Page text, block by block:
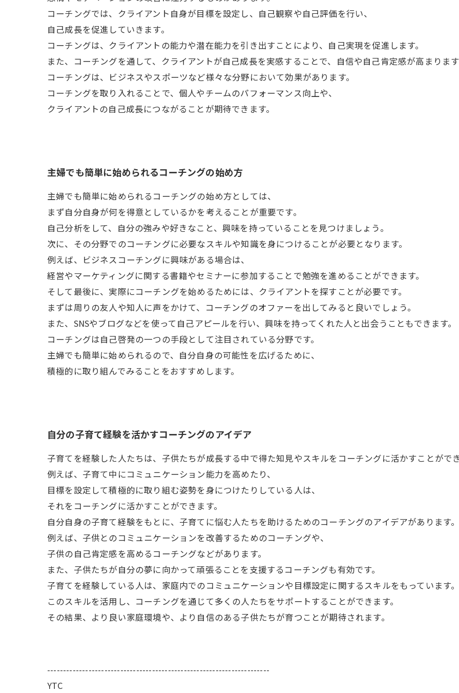
コーチングでは、クライアント自身が目標を設定し、自己観察や自己評価を行い、
自己成長を促進していきます。
コーチングは、クライアントの能力や潜在能力を引き出すことにより、自己実現を促進します。
また、コーチングを通して、クライアントが自己成長を実感することで、自信や自己肯定感が高まりま
コーチングは、ビジネスやスポーツなど様々な分野において効果があります。
コーチングを取り入れることで、個人やチームのパフォーマンス向上や、
クライアントの自己成長につながることが期待できます。
主婦でも簡単に始められるコーチングの始め方
主婦でも簡単に始められるコーチングの始め方としては、
まず自分自身が何を得意としているかを考えることが重要です。
自己分析をして、自分の強みや好きなこと、興味を持っていることを見つけましょう。
次に、その分野でのコーチングに必要なスキルや知識を身につけることが必要となります。
例えば、ビジネスコーチングに興味がある場合は、
経営やマーケティングに関する書籍やセミナーに参加することで勉強を進めることができます。
そして最後に、実際にコーチングを始めるためには、クライアントを探すことが必要です。
まずは周りの友人や知人に声をかけて、コーチングのオファーを出してみると良いでしょう。
また、SNSやブログなどを使って自己アピールを行い、興味を持ってくれた人と出会うこともできます。
コーチングは自己啓発の一つの手段として注目されている分野です。
主婦でも簡単に始められるので、自分自身の可能性を広げるために、
積極的に取り組んでみることをおすすめします。
自分の子育て経験を活かすコーチングのアイデア
子育てを経験した人たちは、子供たちが成長する中で得た知見やスキルをコーチングに活かすことがで
例えば、子育て中にコミュニケーション能力を高めたり、
目標を設定して積極的に取り組む姿勢を身につけたりしている人は、
それをコーチングに活かすことができます。
自分自身の子育て経験をもとに、子育てに悩む人たちを助けるためのコーチングのアイデアがあります
例えば、子供とのコミュニケーションを改善するためのコーチングや、
子供の自己肯定感を高めるコーチングなどがあります。
また、子供たちが自分の夢に向かって頑張ることを支援するコーチングも有効です。
子育てを経験している人は、家庭内でのコミュニケーションや目標設定に関するスキルをもっています
このスキルを活用し、コーチングを通じて多くの人たちをサポートすることができます。
その結果、より良い家庭環境や、より自信のある子供たちが育つことが期待されます。
----------------------------------------------------------------------
YTC